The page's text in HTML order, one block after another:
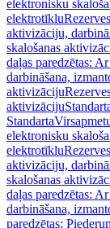
elektronisku
elektrotīklu
aktivizāciju,
skalošanas
daļas paredzētas:
darbināšana,
aktivizāciju
aktivizāciju
Standarta
elektronisku
elektrotīklu
aktivizāciju,
skalošanas
daļas paredzētas:
darbināšana,
paredzētas: